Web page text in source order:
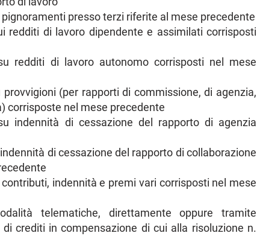
presso terzi riferite al mese precedente
redditi di lavoro dipendente e assimilati corrisposti
redditi di lavoro autonomo corrisposti nel mese
(per rapporti di commissione, di agenzia,
corrisposte nel mese precedente
indennità di cessazione del rapporto di agenzia
di cessazione del rapporto di collaborazione
indennità e premi vari corrisposti nel mese
telematiche, direttamente oppure tramite
crediti in compensazione di cui alla risoluzione n.